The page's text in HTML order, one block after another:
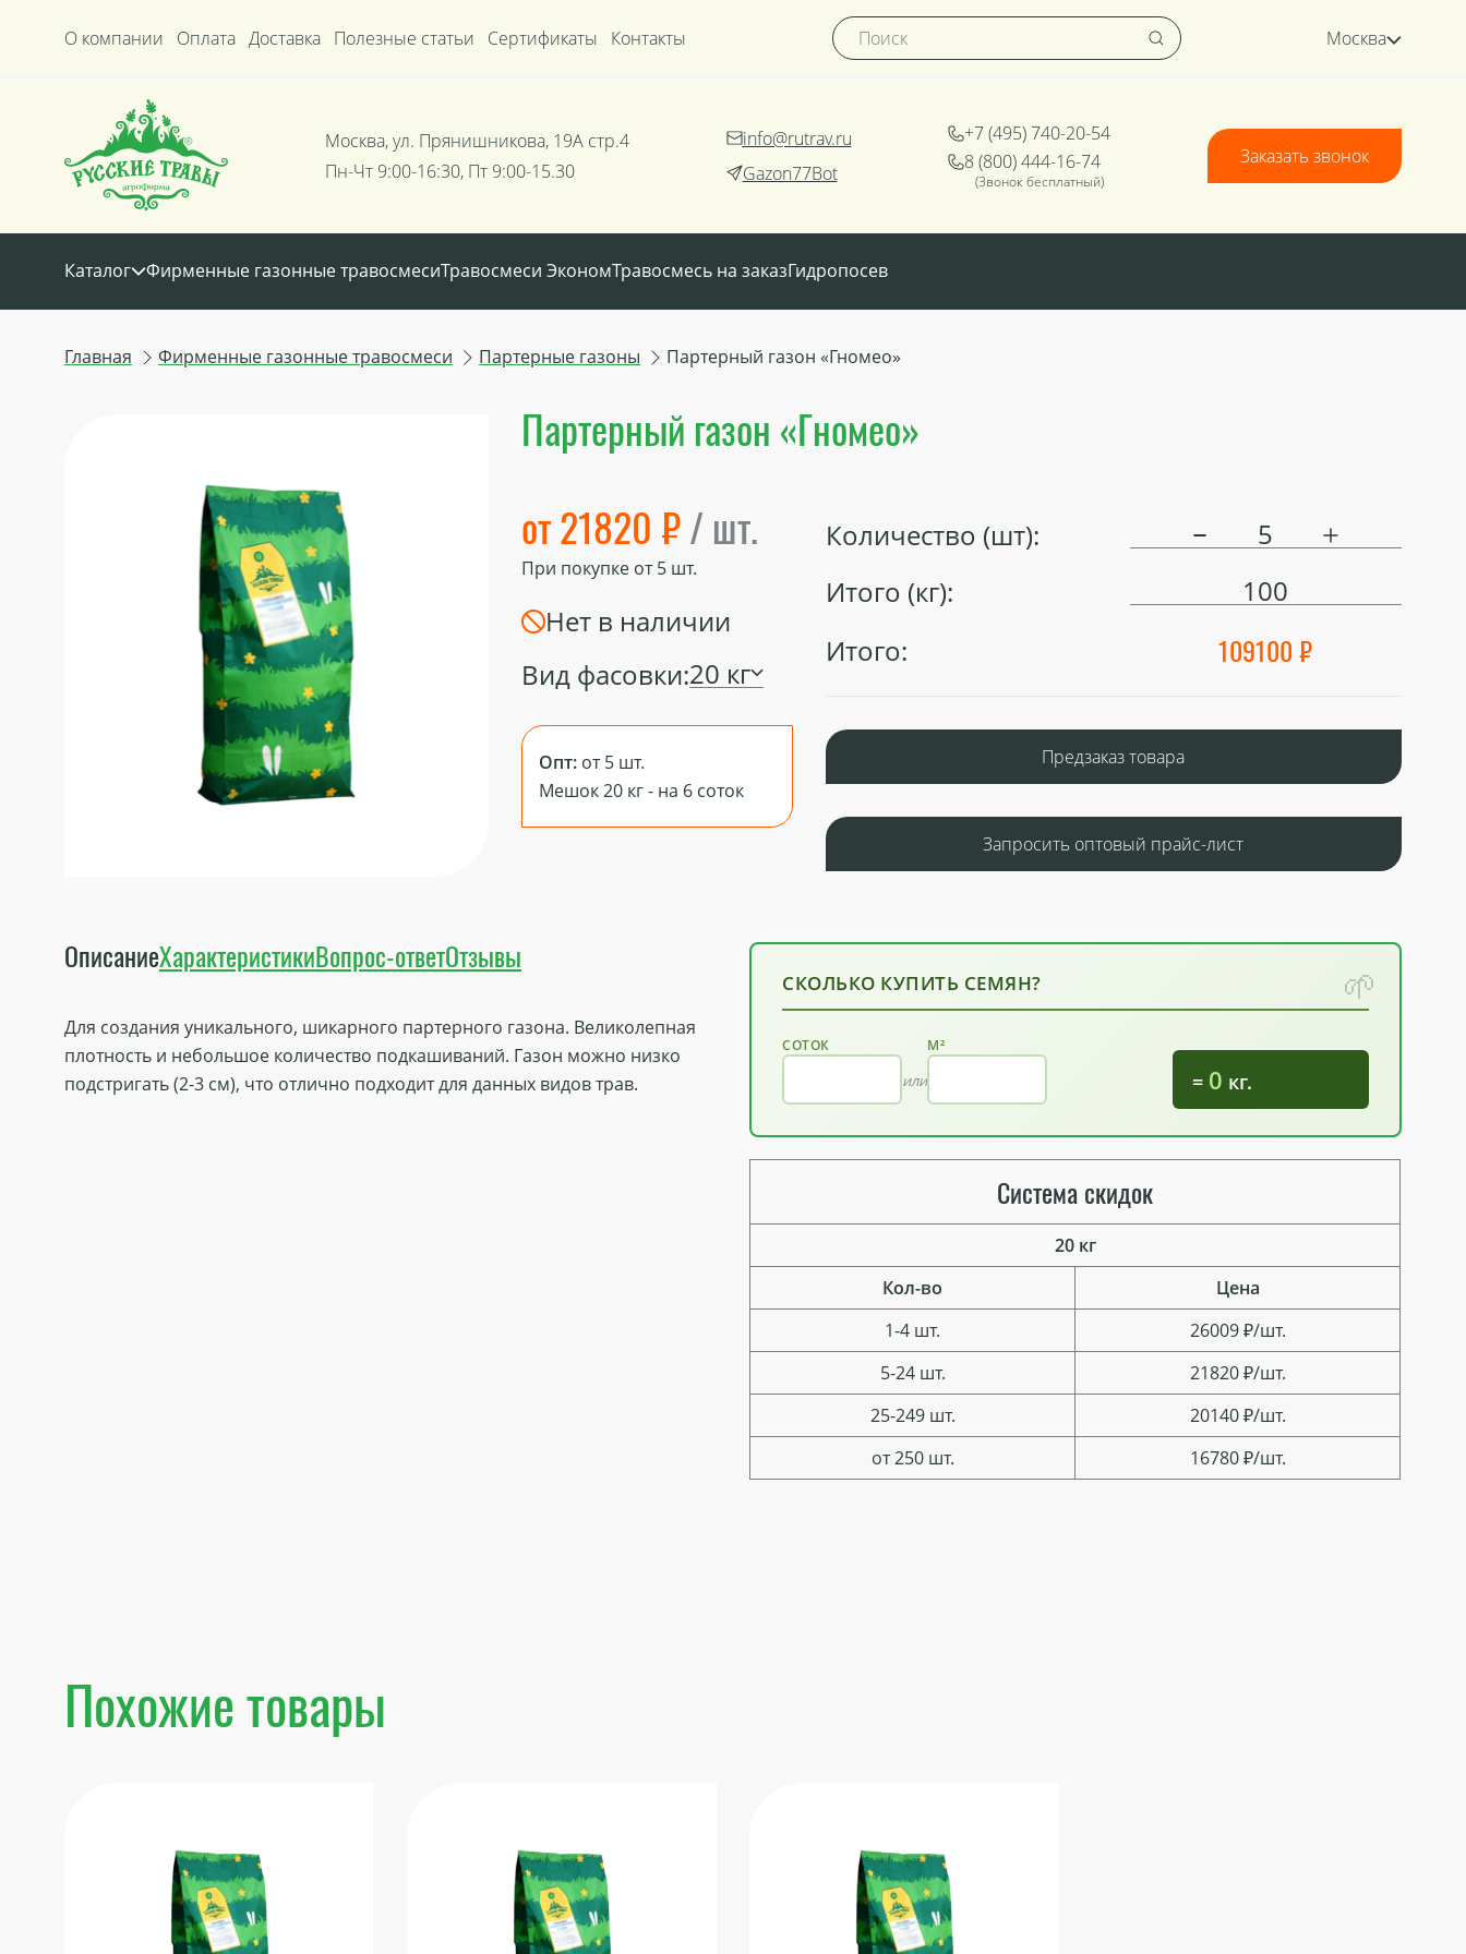
О компании Оплата Доставка Полезные статьи Сертификаты Контакты Москва
Москва, ул. Прянишникова, 19А стр.4
Пн-Чт 9:00-16:30, Пт 9:00-15.30
info@rutrav.ru
Gazon77Bot
+7 (495) 740-20-54
8 (800) 444-16-74
(Звонок бесплатный)
Заказать звонок
Каталог Фирменные газонные травосмесиТравосмеси ЭкономТравосмесь на заказГидропосев
Главная Фирменные газонные травосмеси Партерные газоны Партерный газон «Гномео»
Партерный газон «Гномео»
от 21820 ₽/ шт.
При покупке от5шт.
Нет в наличии
Вид фасовки:20 кг
Опт:от 5 шт.
Мешок 20 кг - на 6 соток
Количество (шт):
Итого (кг):
100
Итого:
109100 ₽
Предзаказ товара
Запросить оптовый прайс-лист
ОписаниеХарактеристикиВопрос-ответОтзывы
Для создания уникального, шикарного партерного газона. Великолепная
плотность и небольшое количество подкашиваний. Газон можно низко
подстригать (2-3 см), что отлично подходит для данных видов трав.
СКОЛЬКО КУПИТЬ СЕМЯН?
СОТОК
или
М²
= 0 кг.
Система скидок
20 кг
Кол-во
1-4 шт.
5-24 шт.
25-249 шт.
от 250 шт.
Цена
26009 ₽/шт.
21820 ₽/шт.
20140 ₽/шт.
16780 ₽/шт.
Похожие товары